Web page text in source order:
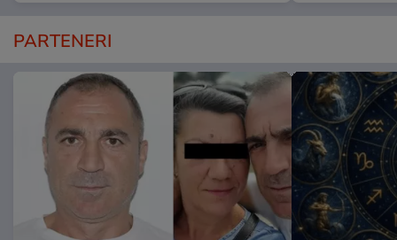
PARTENERI